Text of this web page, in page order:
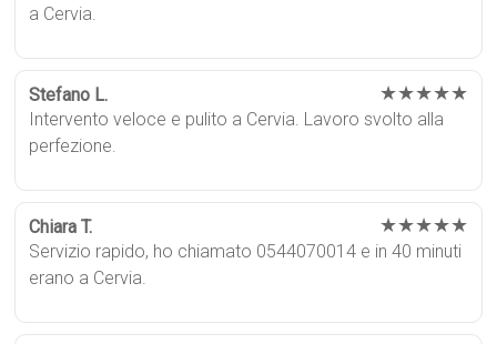
a Cervia.
Stefano L. ★★★★★
Intervento veloce e pulito a Cervia. Lavoro svolto alla
perfezione.
Chiara T. ★★★★★
Servizio rapido, ho chiamato 0544070014 e in 40 minuti
erano a Cervia.